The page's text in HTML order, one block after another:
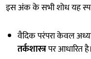
इस अंक के सभी शोध यह
वैदिक परंपरा केवल
तर्कशास्त्रपर आधारित है।